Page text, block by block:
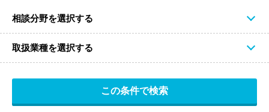
相談分野を選択する
取扱業種を選択する